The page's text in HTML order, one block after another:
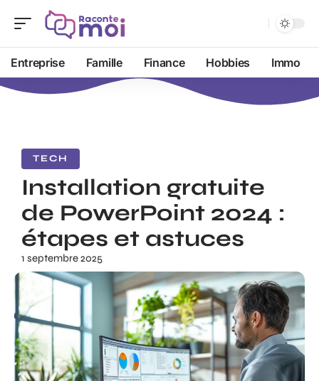
Entreprise Famille Finance Hobbies Immo
TECH
Installation gratuite
de PowerPoint 2024 :
étapes et astuces
1 septembre 2025